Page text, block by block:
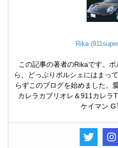
Rika
この記事の著者のRikaです。
ら、どっぷりポルシェにはまっ
らずこのブログを始めました。
カレラカブリオレ＆911カレ
ケイマン